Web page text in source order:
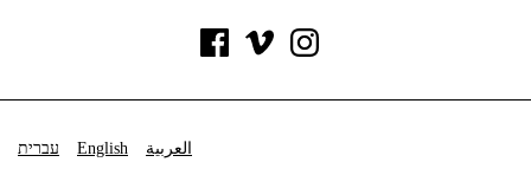
עברית English العربية